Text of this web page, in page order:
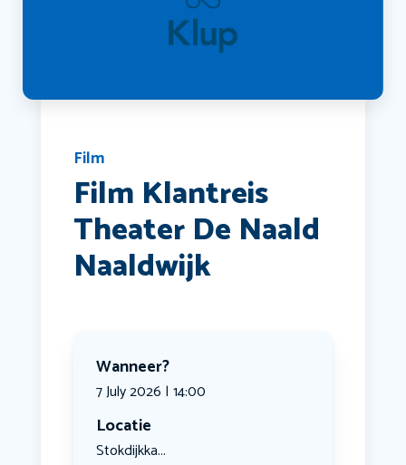
Film
Film Klantreis
Theater De Naald
Naaldwijk
Wanneer?
7 July 2026 | 14:00
Locatie
Stokdijkka...